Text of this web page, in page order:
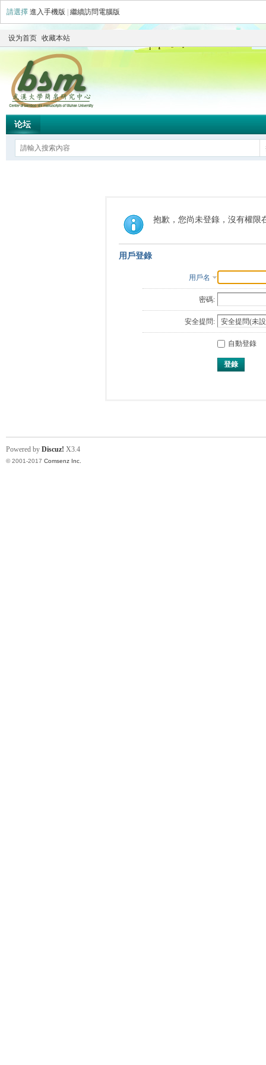
請選擇 進入手機版 繼續訪問電腦版
设为首页 收藏本站
论坛
抱歉，您尚未登錄，沒有權限
用戶登錄
用戶名
密碼:
安全提問:
自動登錄
登錄
Powered by Discuz! X3.4
© 2001-2017 Comsenz Inc.